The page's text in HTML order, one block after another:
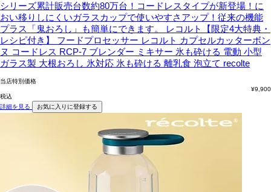
シリーズ累計販売台数約80万台！コードレスタイプが新登場！に
おい移りしにくいガラスカップで使いやすさアップ！従来の機能
プラス「鬼おろし」も簡単にできます。
レコルト【限定4大特典・
レシピ付き】 フードプロセッサー レコルト カプセルカッターボン
ヌ コードレス RCP-7 ブレンダー ミキサー 氷も砕ける 電動 小型
ガラス製 大根おろし 氷対応 氷も砕ける 離乳食 泡立て recolte
当店特別価格
¥9,900
税込
詳細を見る
お気に入りに登録する